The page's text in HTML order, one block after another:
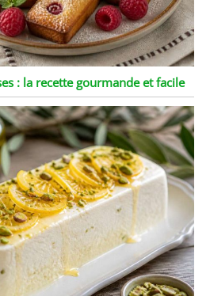
: la recette gourmande et facile